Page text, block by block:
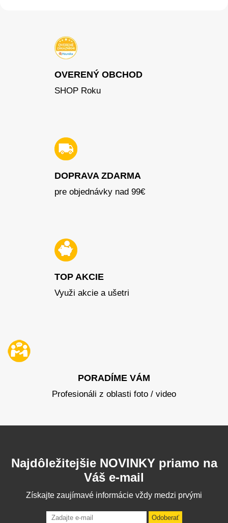
OVERENÝ OBCHOD
SHOP Roku
DOPRAVA ZDARMA
pre objednávky nad 99€
TOP AKCIE
Využi akcie a ušetri
PORADÍME VÁM
Profesionáli z oblasti foto / video
Najdôležitejšie NOVINKY priamo na
Váš e-mail
Získajte zaujímavé informácie vždy medzi prvými
Odoberať